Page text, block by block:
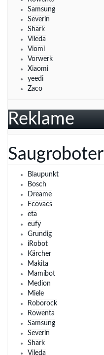
Samsung
Severin
Shark
Vileda
Viomi
Vorwerk
Xiaomi
yeedi
Zaco
Reklame
Saugroboter
Blaupunkt
Bosch
Dreame
Ecovacs
eta
eufy
Grundig
iRobot
Kärcher
Makita
Mamibot
Medion
Miele
Roborock
Rowenta
Samsung
Severin
Shark
Vileda